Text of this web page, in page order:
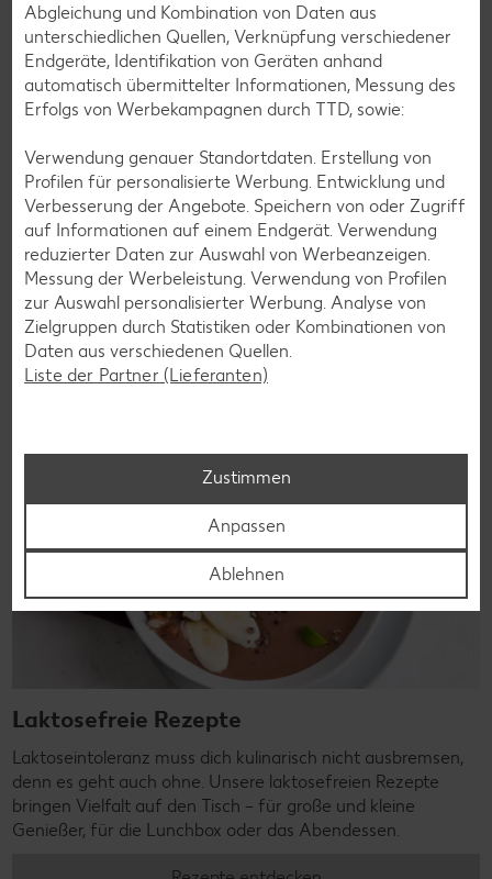
Glutenfreie Rezepte
Wer auf Gluten verzichtet, muss nicht automatisch auf
Vielfalt und Geschmack verzichten. Ob süß oder herzhaft –
mit unseren glutenfreien Rezepten zauberst du dir Gerichte,
die nicht nur verträglich, sondern auch richtig lecker sind.
Rezepte entdecken
Laktosefreie Rezepte
Laktoseintoleranz muss dich kulinarisch nicht ausbremsen,
denn es geht auch ohne. Unsere laktosefreien Rezepte
bringen Vielfalt auf den Tisch – für große und kleine
Genießer, für die Lunchbox oder das Abendessen.
Abgleichung und Kombination von Daten aus
unterschiedlichen Quellen, Verknüpfung verschiedener
Endgeräte, Identifikation von Geräten anhand
automatisch übermittelter Informationen, Messung des
Erfolgs von Werbekampagnen durch TTD, sowie:
Verwendung genauer Standortdaten. Erstellung von
Profilen für personalisierte Werbung. Entwicklung und
Verbesserung der Angebote. Speichern von oder Zugriff
auf Informationen auf einem Endgerät. Verwendung
reduzierter Daten zur Auswahl von Werbeanzeigen.
Messung der Werbeleistung. Verwendung von Profilen
zur Auswahl personalisierter Werbung. Analyse von
Zielgruppen durch Statistiken oder Kombinationen von
Daten aus verschiedenen Quellen.
Liste der Partner (Lieferanten)
Zustimmen
Anpassen
Ablehnen